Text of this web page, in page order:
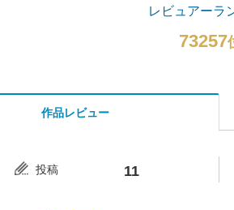
レビュアーラ
73257
作品レビュー
投稿 11